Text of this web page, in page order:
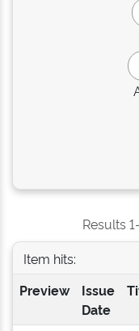
Results
Item hits:
Preview
Issue
Date